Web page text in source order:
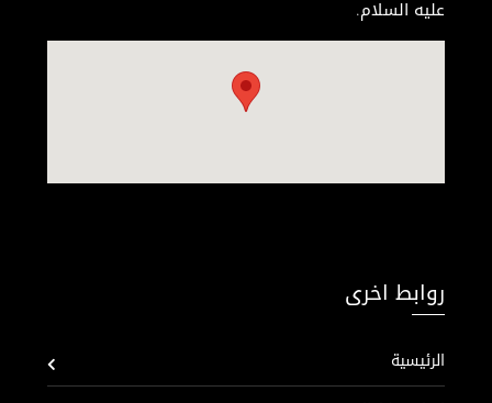
عليه السلام.
روابط اخرى
الرئيسية